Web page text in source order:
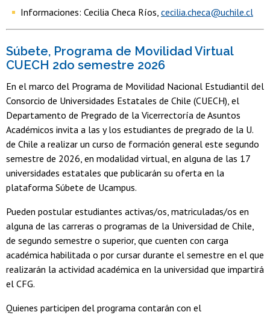
Informaciones: Cecilia Checa Ríos, cecilia.checa@uchile.cl
Súbete, Programa de Movilidad Virtual
CUECH 2do semestre 2026
En el marco del Programa de Movilidad Nacional Estudiantil del
Consorcio de Universidades Estatales de Chile (CUECH), el
Departamento de Pregrado de la Vicerrectoría de Asuntos
Académicos invita a las y los estudiantes de pregrado de la U.
de Chile a realizar un curso de formación general este segundo
semestre de 2026, en modalidad virtual, en alguna de las 17
universidades estatales que publicarán su oferta en la
plataforma Súbete de Ucampus.
Pueden postular estudiantes activas/os, matriculadas/os en
alguna de las carreras o programas de la Universidad de Chile,
de segundo semestre o superior, que cuenten con carga
académica habilitada o por cursar durante el semestre en el que
realizarán la actividad académica en la universidad que impartirá
el CFG.
Quienes participen del programa contarán con el